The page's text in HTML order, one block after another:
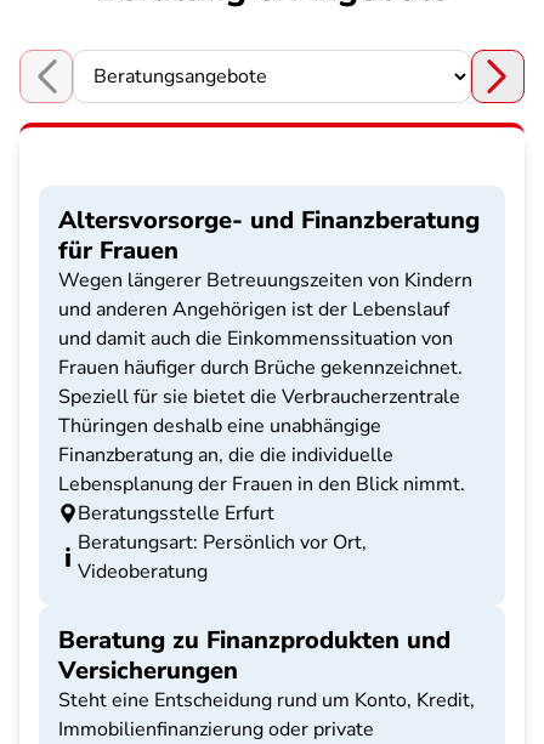
Choose a section
Altersvorsorge- und Finanzberatung
für Frauen
Wegen längerer Betreuungszeiten von Kindern
und anderen Angehörigen ist der Lebenslauf
und damit auch die Einkommenssituation von
Frauen häufiger durch Brüche gekennzeichnet.
Speziell für sie bietet die Verbraucherzentrale
Thüringen deshalb eine unabhängige
Finanzberatung an, die die individuelle
Lebensplanung der Frauen in den Blick nimmt.
Beratungsstelle Erfurt
Beratungsart: Persönlich vor Ort,
Videoberatung
Beratung zu Finanzprodukten und
Versicherungen
Steht eine Entscheidung rund um Konto, Kredit,
Immobilienfinanzierung oder private